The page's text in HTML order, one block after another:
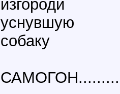
изгороди
уснувшую
собаку